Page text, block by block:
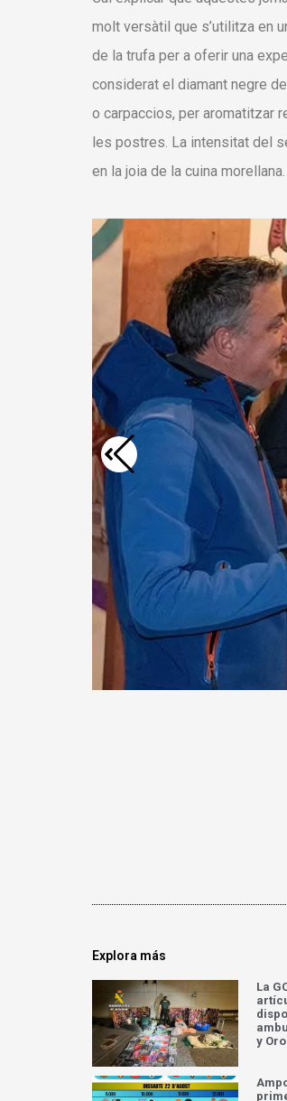
molt versàtil que s’utilitza en
de la trufa per a oferir una
considerat el diamant negre
o carpaccios, per aromatitzar
les postres. La intensitat del
en la joia de la cuina morellana.
Explora más
La
y